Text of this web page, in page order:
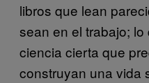
libros que lean
sean en el trabajo;
ciencia cierta que
construyan una vida